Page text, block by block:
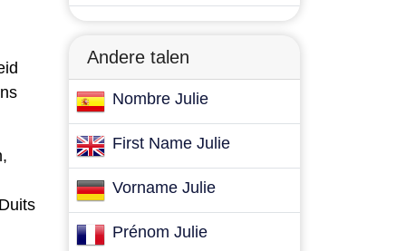
Andere talen
Nombre Julie
First Name Julie
Vorname Julie
Prénom Julie